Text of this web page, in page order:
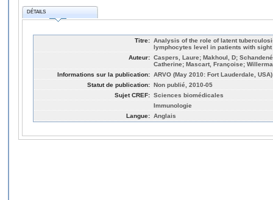
DÉTAILS
Titre: Analysis of the role of latent
lymphocytes level in patients with
Auteur: Caspers, Laure; Makhoul, D;
Catherine; Mascart, Françoise;
Informations sur la publication: ARVO (May 2010: Fort Lauderdale, USA)
Statut de publication: Non publié, 2010-05
Sujet CREF: Sciences biomédicales
Immunologie
Langue: Anglais